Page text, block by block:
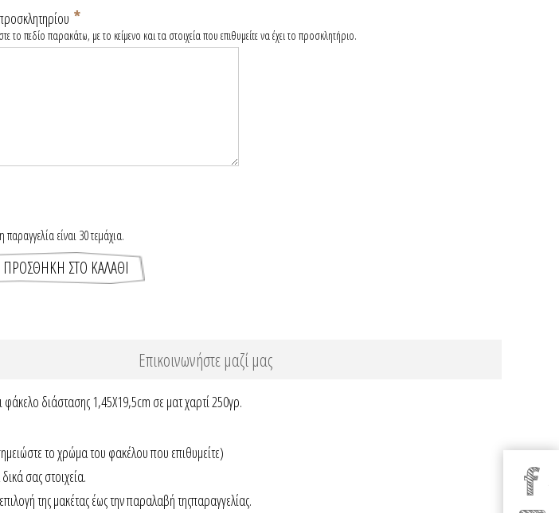
*
το πεδίο παρακάτω, με το κείμενο και τα στοιχεία που επιθυμείτε να έχει το προσκλητήριο.
παραγγελία είναι 30 τεμάχια.
Επικοινωνήστε μαζί μας
διάστασης 1,45X19,5cm σε ματ χαρτί 250γρ.
το χρώμα του φακέλου που επιθυμείτε)
σας στοιχεία.
της μακέτας έως την παραλαβή τηςπαραγγελίας.